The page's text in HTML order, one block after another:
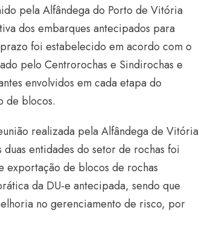
pela Alfândega do Porto de Vitória
dos embarques antecipados para
foi estabelecido em acordo com o
pelo Centrorochas e Sindirochas e
envolvidos em cada etapa do
de blocos.
realizada pela Alfândega de Vitória
entidades do setor de rochas foi
exportação de blocos de rochas
da DU-e antecipada, sendo que
no gerenciamento de risco, por